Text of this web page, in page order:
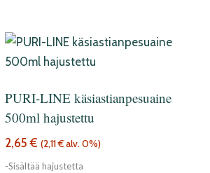
PURI-LINE käsiastianpesuaine
500ml hajustettu
2,65€ (2,11€alv. 0%)
-Sisältää hajustetta